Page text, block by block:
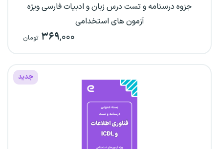
جزوه درسنامه و تست درس زبان و ادبیات فارسی ویژه
آزمون های استخدامی
۳۶۹,۰۰۰ تومان
جدید